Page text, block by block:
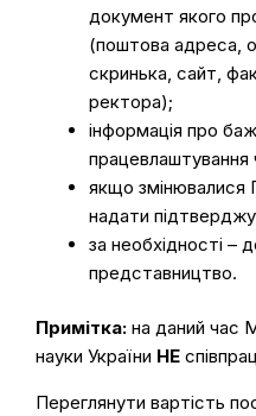
документ якого
(поштова адреса,
скринька, сайт,
ректора);
інформація про
працевлаштування
якщо змінювалися
надати
за необхідності –
представництво.
Примітка: на даний час
науки України НЕ
Переглянути вартість